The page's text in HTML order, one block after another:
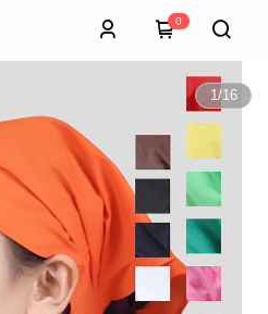
0
1/16